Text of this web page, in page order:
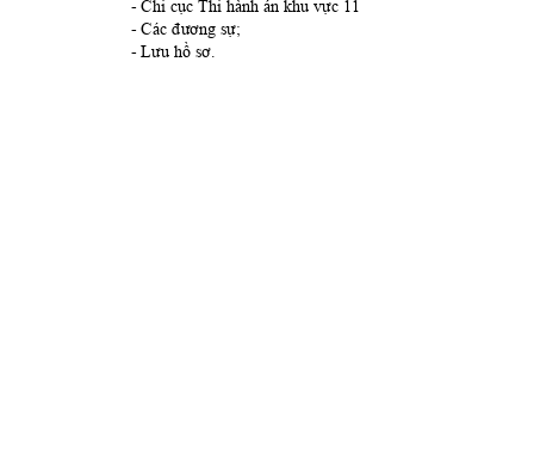
- Chi cục Thi hành án khu vực 11
- Các đương sự;
- Lưu hồ sơ.